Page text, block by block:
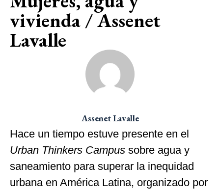
vivienda / Assenet
Lavalle
Assenet Lavalle
Hace un tiempo estuve presente en el
Urban Thinkers Campus sobre agua y
saneamiento para superar la inequidad
urbana en América Latina, organizado por